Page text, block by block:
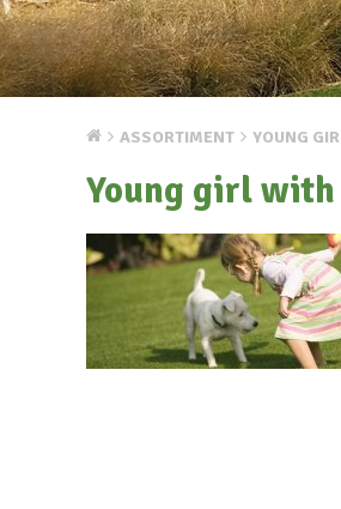
ASSORTIMENT YOUNG
Young girl